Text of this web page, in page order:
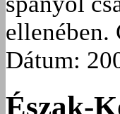
ellenében.
Dátum:
Észak-